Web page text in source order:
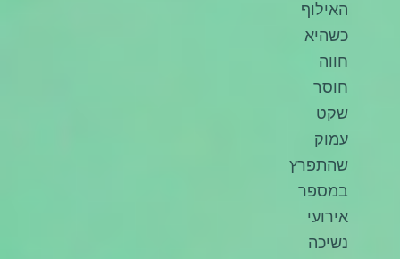
האילוף
כשהיא
חווה
חוסר
שקט
עמוק
שהתפרץ
במספר
אירועי
נשיכה